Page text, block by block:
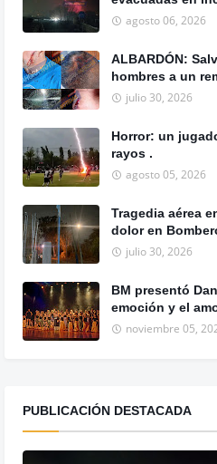
agosto 06, 2026
ALBARDÓN:
hombres a un
julio 30, 2026
Horror: un
rayos .
agosto 05, 2026
Tragedia aérea
dolor en
julio 30, 2026
BM presentó
emoción y el
noviembre 05,
PUBLICACIÓN DESTACADA